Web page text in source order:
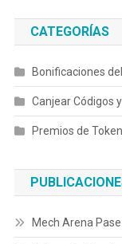
CATEGORÍAS
Bonificaciones
Canjear Códigos
Premios de
Mech Arena